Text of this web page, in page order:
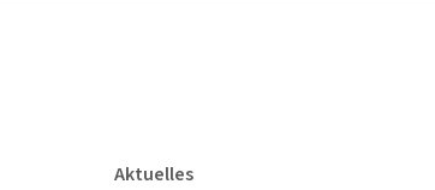
Aktuelles